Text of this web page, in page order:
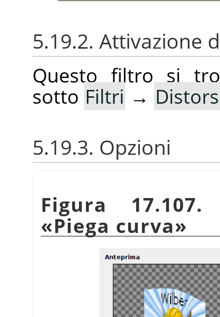
5.19.2. Attivazione
Questo filtro si
sotto Filtri →
5.19.3. Opzioni
Figura
«Piega curva»